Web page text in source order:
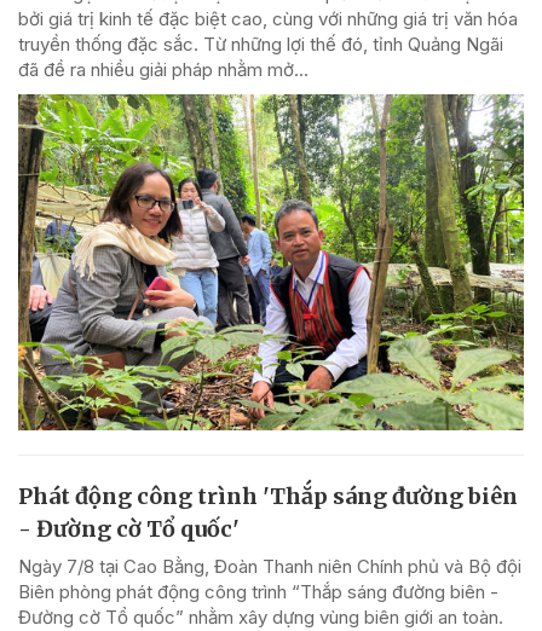
bởi giá trị kinh tế đặc biệt cao, cùng với những giá trị văn hóa
truyền thống đặc sắc. Từ những lợi thế đó, tỉnh Quảng Ngãi
đã đề ra nhiều giải pháp nhằm mở...
Phát động công trình 'Thắp sáng đường biên
- Đường cờ Tổ quốc'
Ngày 7/8 tại Cao Bằng, Đoàn Thanh niên Chính phủ và Bộ đội
Biên phòng phát động công trình “Thắp sáng đường biên -
Đường cờ Tổ quốc” nhằm xây dựng vùng biên giới an toàn.